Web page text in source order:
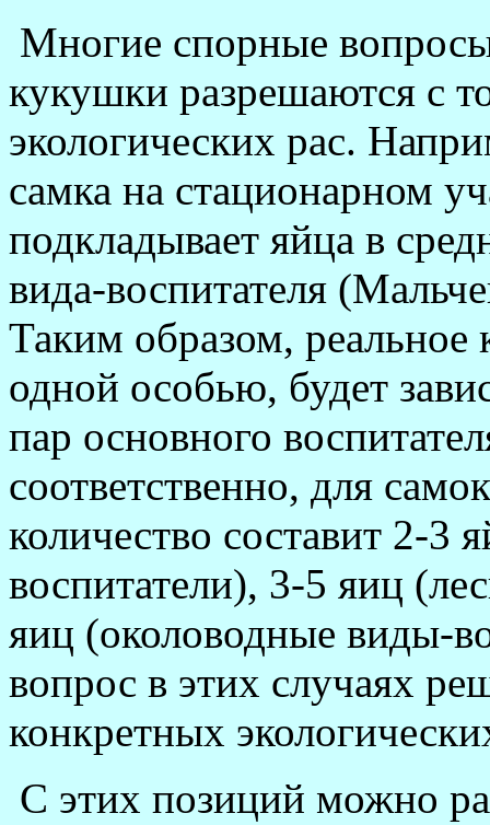
Многие спорные
кукушки разрешаются с
экологических рас.
самка на стационарном
подкладывает яйца в
вида-воспитателя
Таким образом, реальное
одной особью, будет
пар основного
соответственно, для
количество составит 2-3
воспитатели), 3-5 яиц
яиц (околоводные виды-
вопрос в этих случаях
конкретных
С этих позиций можно